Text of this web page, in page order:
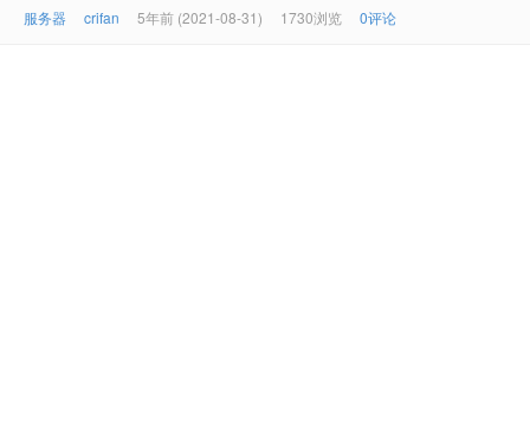
服务器 crifan 5年前 (2021-08-31) 1730浏览 0评论